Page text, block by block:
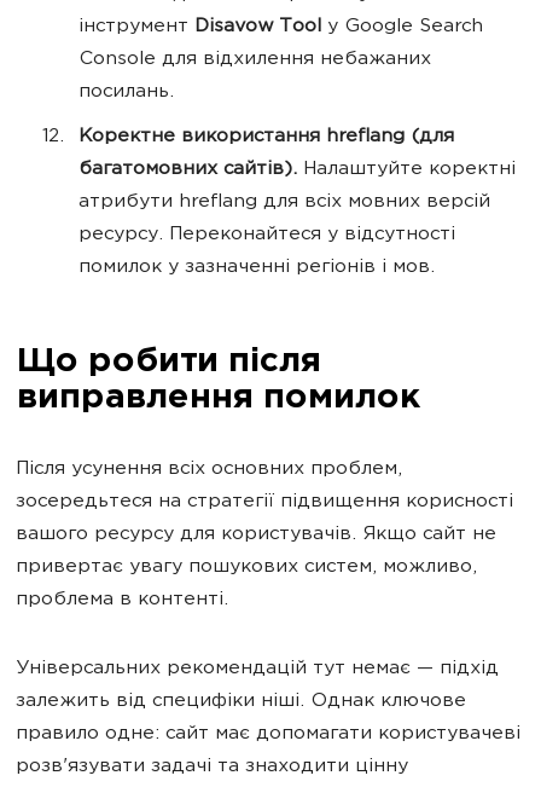
інструмент Disavow Tool у Google Search
Console для відхилення небажаних
посилань.
Коректне використання hreflang (для
багатомовних сайтів). Налаштуйте коректні
атрибути hreflang для всіх мовних версій
ресурсу. Переконайтеся у відсутності
помилок у зазначенні регіонів і мов.
Що робити після
виправлення помилок
Після усунення всіх основних проблем,
зосередьтеся на стратегії підвищення корисності
вашого ресурсу для користувачів. Якщо сайт не
привертає увагу пошукових систем, можливо,
проблема в контенті.
Універсальних рекомендацій тут немає — підхід
залежить від специфіки ніші. Однак ключове
правило одне: сайт має допомагати користувачеві
розв'язувати задачі та знаходити цінну